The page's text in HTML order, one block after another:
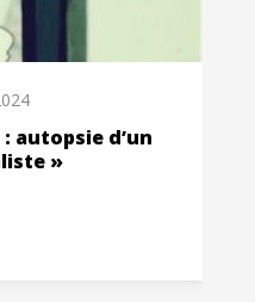
autopsie d’un
»